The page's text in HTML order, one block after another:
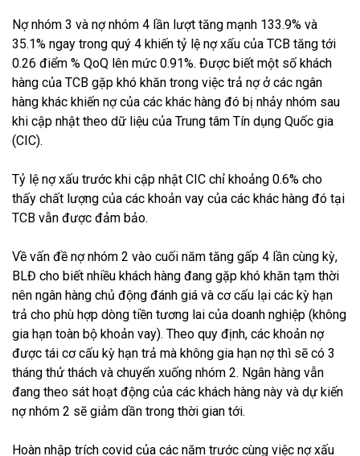
Nợ nhóm 3 và nợ nhóm 4 lần lượt tăng mạnh 133.9% và
35.1% ngay trong quý 4 khiến tỷ lệ nợ xấu của TCB tăng tới
0.26 điểm % QoQ lên mức 0.91%. Được biết một số khách
hàng của TCB gặp khó khăn trong việc trả nợ ở các ngân
hàng khác khiến nợ của các khác hàng đó bị nhảy nhóm sau
khi cập nhật theo dữ liệu của Trung tâm Tín dụng Quốc gia
(CIC).
Tỷ lệ nợ xấu trước khi cập nhật CIC chỉ khoảng 0.6% cho
thấy chất lượng của các khoản vay của các khác hàng đó tại
TCB vẫn được đảm bảo.
Về vấn đề nợ nhóm 2 vào cuối năm tăng gấp 4 lần cùng kỳ,
BLĐ cho biết nhiều khách hàng đang gặp khó khăn tạm thời
nên ngân hàng chủ động đánh giá và cơ cấu lại các kỳ hạn
trả cho phù hợp dòng tiền tương lai của doanh nghiệp (không
gia hạn toàn bộ khoản vay). Theo quy định, các khoản nợ
được tái cơ cấu kỳ hạn trả mà không gia hạn nợ thì sẽ có 3
tháng thử thách và chuyển xuống nhóm 2. Ngân hàng vẫn
đang theo sát hoạt động của các khách hàng này và dự kiến
nợ nhóm 2 sẽ giảm dần trong thời gian tới.
Hoàn nhập trích covid của các năm trước cùng việc nợ xấu